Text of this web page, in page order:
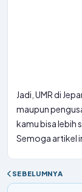
Jadi, UMR di
maupun
kamu bisa lebih
Semoga artikel
SEBELUMNYA